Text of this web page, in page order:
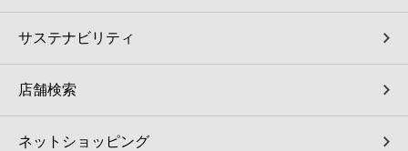
サステナビリティ
店舗検索
ネットショッピング